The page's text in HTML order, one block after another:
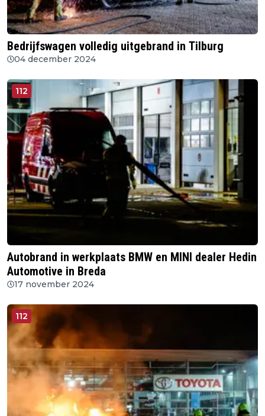
Bedrijfswagen volledig uitgebrand in Tilburg
04 december 2024
112
Autobrand in werkplaats BMW en MINI dealer Hedin
Automotive in Breda
17 november 2024
112